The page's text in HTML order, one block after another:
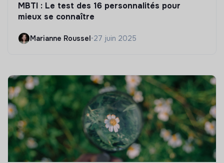
MBTI : Le test des 16 personnalités pour
mieux se connaître
Marianne Roussel•27 juin 2025